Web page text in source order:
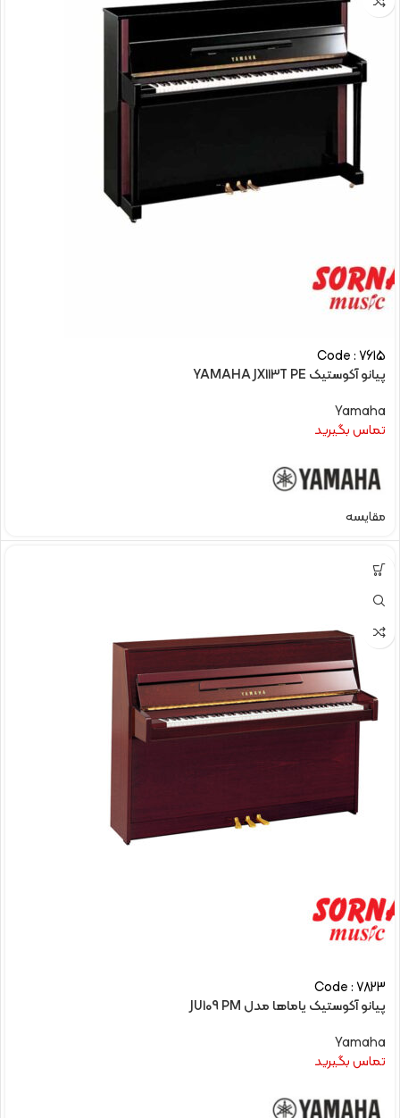
Code : 7615
پیانو آکوستیک YAMAHA JX113T PE
Yamaha
تماس بگیرید
مقایسه
Code : 7823
پیانو آکوستیک یاماها مدل JU109 PM
Yamaha
تماس بگیرید